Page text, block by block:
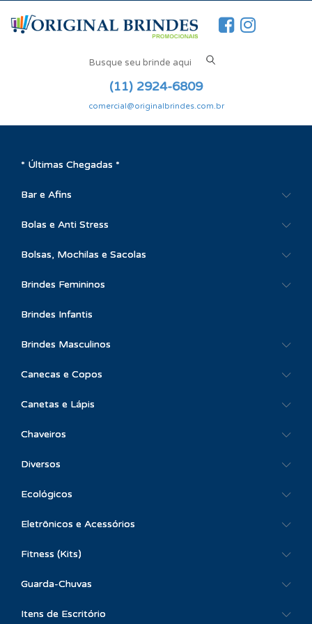
(11) 2924-6809
comercial@originalbrindes.com.br
* Últimas Chegadas *
Bar e Afins
Bolas e Anti Stress
Bolsas, Mochilas e Sacolas
Brindes Femininos
Brindes Infantis
Brindes Masculinos
Canecas e Copos
Canetas e Lápis
Chaveiros
Diversos
Ecológicos
Eletrônicos e Acessórios
Fitness (Kits)
Guarda-Chuvas
Itens de Escritório